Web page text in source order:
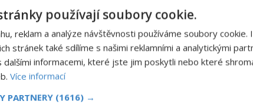
na vodu USS George
balistickými raketami
vyvinout nejen stále větší a větší
schopné potopit se do co největších
operace neodhalitelné.
používají soubory cookie.
reklam a analýze návštěvnosti používáme soubory cookie.
stránek také sdílíme s našimi reklamními a analytickými
dalšími informacemi, které jste jim poskytli nebo které
Více informací
PARTNERY (1616) →